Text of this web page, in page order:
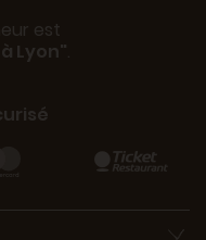
est
Lyon".